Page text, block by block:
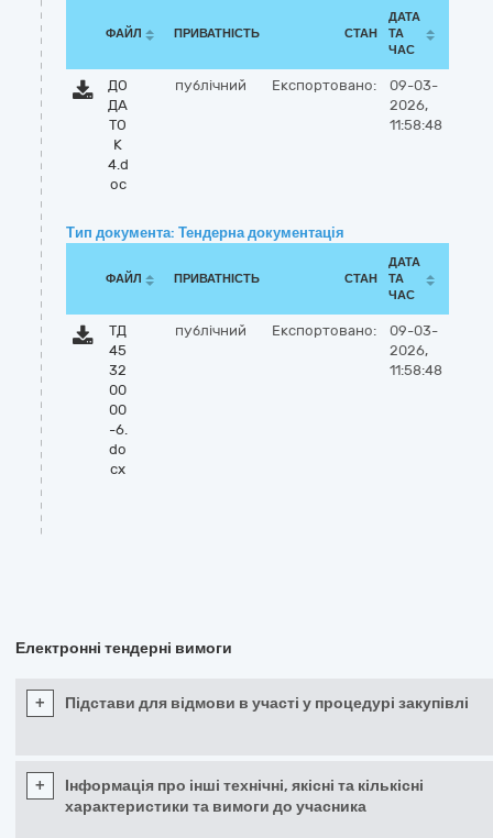
ФАЙЛ ПРИВАТНІСТЬ СТАН
ДАТА
ТА
ЧАС
ДО
ДА
ТО
К
4.d
oc
публічний Експортовано:
09-03-
2026,
11:58:48
Тип документа: Тендерна документація
ФАЙЛ ПРИВАТНІСТЬ СТАН
ДАТА
ТА
ЧАС
ТД
45
32
00
00
-6.
do
cx
публічний Експортовано:
09-03-
2026,
11:58:48
Електронні тендерні вимоги
+ Підстави для відмови в участі у процедурі закупівлі
+
Інформація про інші технічні, якісні та кількісні
характеристики та вимоги до учасника